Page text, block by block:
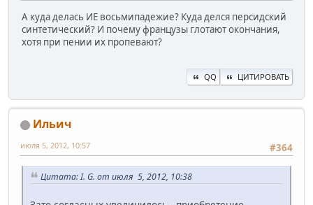
А куда делась ИЕ восьмипадежие? Куда делся персидский
синтетический? И почему французы глотают окончания,
хотя при пении их пропевают?
QQ ЦИТИРОВАТЬ
Ильич
#364
июля 5, 2012, 10:57
Цитата: I. G. от июля 5, 2012, 10:38